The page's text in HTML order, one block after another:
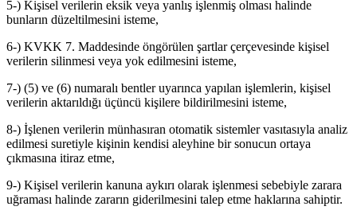
5-) Kişisel verilerin eksik veya yanlış işlenmiş olması halinde
bunların düzeltilmesini isteme,
6-) KVKK 7. Maddesinde öngörülen şartlar çerçevesinde kişisel
verilerin silinmesi veya yok edilmesini isteme,
7-) (5) ve (6) numaralı bentler uyarınca yapılan işlemlerin, kişisel
verilerin aktarıldığı üçüncü kişilere bildirilmesini isteme,
8-) İşlenen verilerin münhasıran otomatik sistemler vasıtasıyla analiz
edilmesi suretiyle kişinin kendisi aleyhine bir sonucun ortaya
çıkmasına itiraz etme,
9-) Kişisel verilerin kanuna aykırı olarak işlenmesi sebebiyle zarara
uğraması halinde zararın giderilmesini talep etme haklarına sahiptir.